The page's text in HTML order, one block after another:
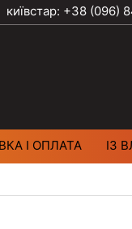
київстар: +38 (096)
І ОПЛАТА ІЗ